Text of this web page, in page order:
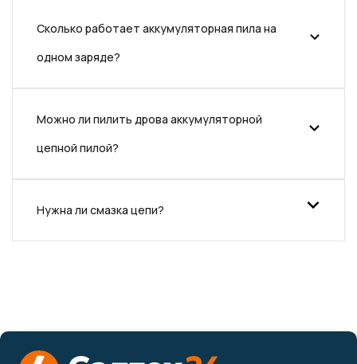
Сколько работает аккумуляторная пила на
одном заряде?
Можно ли пилить дрова аккумуляторной
цепной пилой?
Нужна ли смазка цепи?